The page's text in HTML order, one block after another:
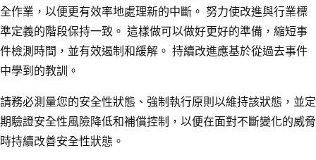
全作業，以便更有效率地處理新的中斷。 努力使改進與行業標
準定義的階段保持一致。 這樣做可以做好更好的準備，縮短事
件檢測時間，並有效遏制和緩解。 持續改進應基於從過去事件
中學到的教訓。
請務必測量您的安全性狀態、強制執行原則以維持該狀態，並定
期驗證安全性風險降低和補償控制，以便在面對不斷變化的威脅
時持續改善安全性狀態。